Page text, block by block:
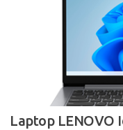
Laptop LENOVO